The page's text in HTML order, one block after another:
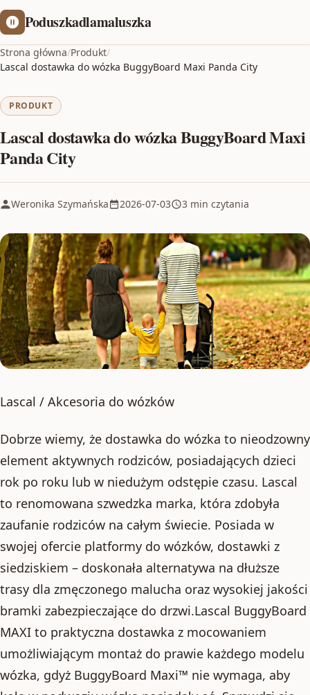
Poduszkadlamaluszka
Strona główna/Produkt/
Lascal dostawka do wózka BuggyBoard Maxi Panda City
PRODUKT
Lascal dostawka do wózka BuggyBoard Maxi
Panda City
Weronika Szymańska 2026-07-03 3 min czytania
Lascal / Akcesoria do wózków
Dobrze wiemy, że dostawka do wózka to nieodzowny
element aktywnych rodziców, posiadających dzieci
rok po roku lub w niedużym odstępie czasu. Lascal
to renomowana szwedzka marka, która zdobyła
zaufanie rodziców na całym świecie. Posiada w
swojej ofercie platformy do wózków, dostawki z
siedziskiem – doskonała alternatywa na dłuższe
trasy dla zmęczonego malucha oraz wysokiej jakości
bramki zabezpieczające do drzwi.Lascal BuggyBoard
MAXI to praktyczna dostawka z mocowaniem
umożliwiającym montaż do prawie każdego modelu
wózka, gdyż BuggyBoard Maxi™ nie wymaga, aby